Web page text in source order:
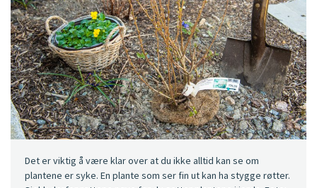
Det er viktig å være klar over at du ikke alltid kan se om
plantene er syke. En plante som ser fin ut kan ha stygge røtter.